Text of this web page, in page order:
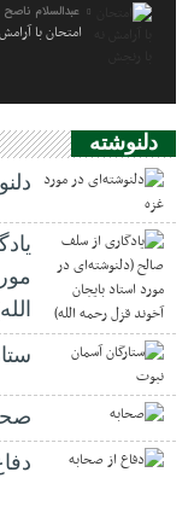
عبدالسلام ناصح
امتحان با
دلنوشته